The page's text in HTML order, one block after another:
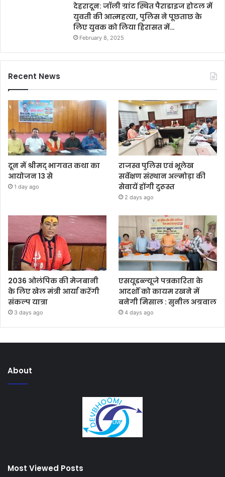
देहरादून: जॉली ग्रांट स्थित पैराडाइज होटल में
युवती की आत्महत्या, पुलिस ने पूछताछ के
लिए युवक को लिया हिरासत में…
February 8, 2025
Recent News
दून में श्रीमद् भागवत कथा का
आयोजन 13 से
1 day ago
राजस्व पुलिस एवं भूलेख
सर्वेक्षण संस्थान अल्मोड़ा की
सेवायें होंगी दुरूस्त
2 days ago
2036 ओलंपिक की मेजबानी
के लिए खेल मंत्री आर्या करेंगी
संकल्प यात्रा
3 days ago
एसयूडब्ल्यूजे पत्रकारिता के
आदर्शों को कायम रखने में
बनेगी मिसाल : सुनील अग्रवाल
4 days ago
About
Most Viewed Posts